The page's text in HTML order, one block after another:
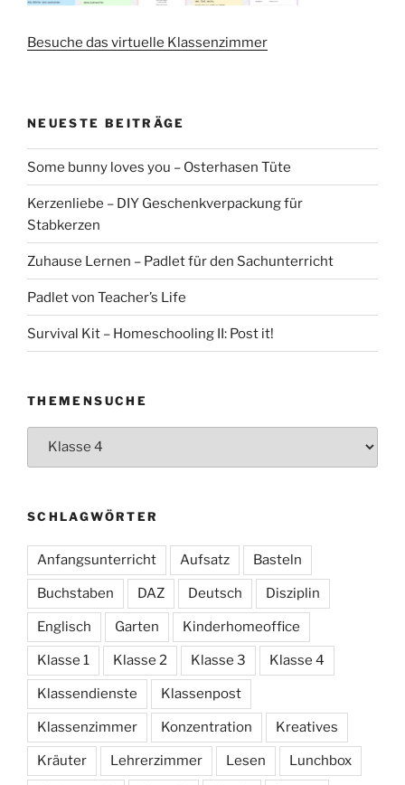
Besuche das virtuelle Klassenzimmer
NEUESTE BEITRÄGE
Some bunny loves you – Osterhasen Tüte
Kerzenliebe – DIY Geschenkverpackung für
Stabkerzen
Zuhause Lernen – Padlet für den Sachunterricht
Padlet von Teacher’s Life
Survival Kit – Homeschooling II: Post it!
THEMENSUCHE
SCHLAGWÖRTER
Anfangsunterricht Aufsatz Basteln
Buchstaben DAZ Deutsch Disziplin
Englisch Garten Kinderhomeoffice
Klasse 1 Klasse 2 Klasse 3 Klasse 4
Klassendienste Klassenpost
Klassenzimmer Konzentration Kreatives
Kräuter Lehrerzimmer Lesen Lunchbox